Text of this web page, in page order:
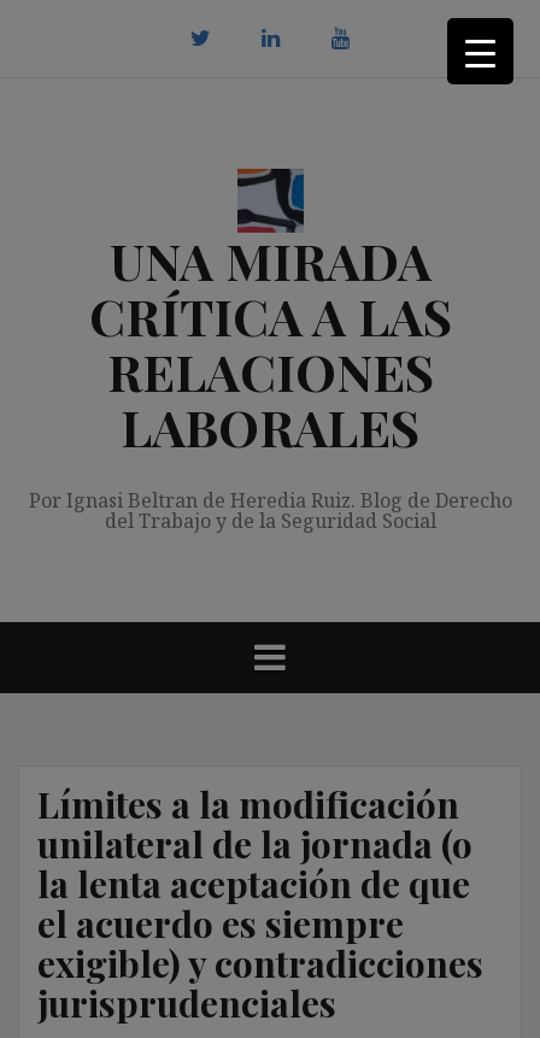
UNA MIRADA
CRÍTICA A LAS
RELACIONES
LABORALES
Por Ignasi Beltran de Heredia Ruiz. Blog de Derecho
del Trabajo y de la Seguridad Social
Límites a la modificación
unilateral de la jornada (o
la lenta aceptación de que
el acuerdo es siempre
exigible) y contradicciones
jurisprudenciales